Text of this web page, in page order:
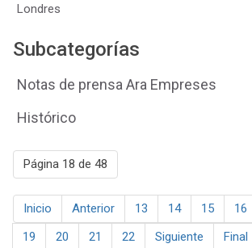
Londres
Subcategorías
Notas de prensa Ara Empreses
Histórico
Página 18 de 48
Inicio Anterior 13 14 15 16
19
20 21 22 Siguiente Final